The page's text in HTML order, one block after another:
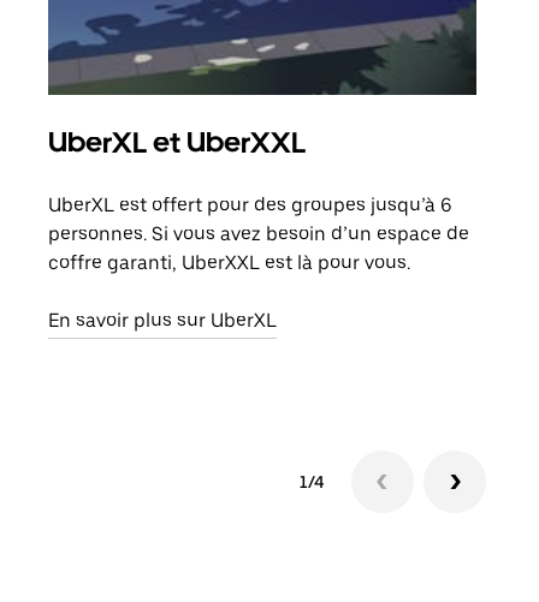
UberXL et UberXXL
UberXL est offert pour des groupes jusqu’à 6
personnes. Si vous avez besoin d’un espace de
coffre garanti, UberXXL est là pour vous.
En savoir plus sur UberXL
1/4